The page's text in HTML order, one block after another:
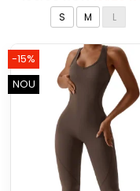
S M L
-15%
NOU